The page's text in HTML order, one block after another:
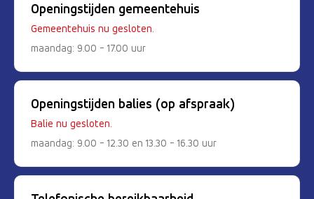
Openingstijden gemeentehuis
Gemeentehuis nu gesloten.
maandag: 9.00 - 17.00 uur
Openingstijden balies (op afspraak)
Balie nu gesloten.
maandag: 9.00 - 12.30 en 13.30 - 16.30 uur